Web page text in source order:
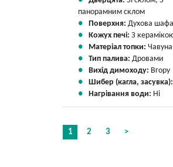
панорамним склом
Поверхня: Духова шафа
Кожух печі: З
Матеріал топки: Чавуна
Тип палива: Дровами
Вихід димоходу: Вгору
Шибер (кагла,
Нагрівання води: Ні
1 2 3 >